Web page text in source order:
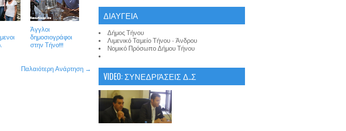
Άγγλοι
δημοσιογράφοι
στην Τήνο!!!
Παλαιότερη Ανάρτηση →
ΔΙΑΥΓΕΙΑ
Δήμος Τήνου
Λιμενικό Ταμείο Τήνου - Άνδρου
Νομικό Πρόσωπο Δήμου Τήνου
VIDEO: ΣΥΝΕΔΡΙΆΣΕΙΣ Δ..Σ